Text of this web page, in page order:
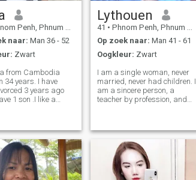
Penh, Phnum Pénh, Cambodja
naar: Man 36 - 52
Zwart
from Cambodia
years. I have
3 years ago
1 son .I like a
grow with and
journey . I'm an
Lythouen
41 • Phnom Penh, Phnum Pénh, Cambodja
Op zoek naar: Man 41 - 61
Oogkleur: Zwart
I am a single woman, never
married, never had children. I
am a sincere person, a
teacher by profession, and
years old. I just realized that
I am still single and I sa